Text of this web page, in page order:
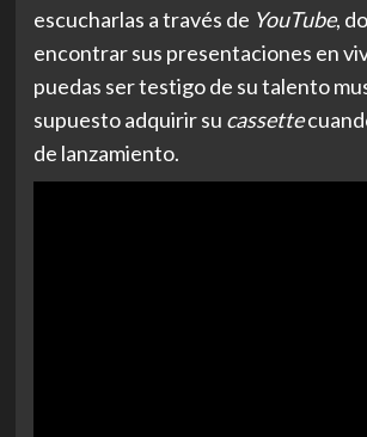
escucharlas a través de YouTube,
encontrar sus presentaciones en
puedas ser testigo de su talento
supuesto adquirir su cassette
de lanzamiento.